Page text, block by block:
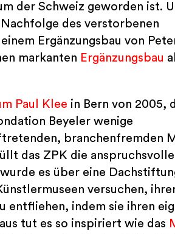
der Schweiz geworden ist.
des verstorbenen
Ergänzungsbau von
markanten Ergänzungsbau
Paul Klee in Bern von 2005,
Beyeler wenige
branchenfremden
das ZPK die anspruchsvolle
es über eine
versuchen,
entfliehen, indem sie ihren
tut es so inspiriert wie das